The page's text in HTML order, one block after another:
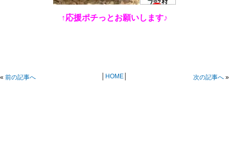
↑応援ポチっとお願いします♪
« 前の記事へ HOME│ 次の記事へ »